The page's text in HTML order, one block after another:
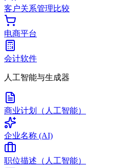
客户关系管理比较
电商平台
会计软件
人工智能与生成器
商业计划（人工智能）
企业名称 (AI)
职位描述（人工智能）